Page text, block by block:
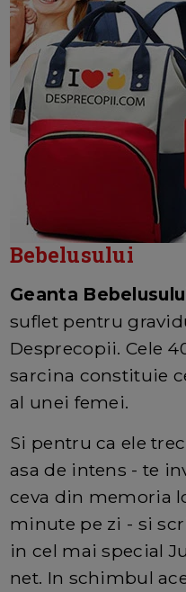
Bebelusului
Geanta
suflet pentru
Desprecopii. Cele
sarcina constituie
al unei femei.
Si pentru ca ele
asa de intens - te
ceva din memoria
minute pe zi - si
in cel mai special
net. In schimbul